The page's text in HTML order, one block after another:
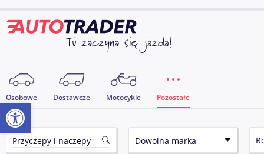
Osobowe Dostawcze Motocykle Pozostałe
Otwórz pasek narzędzi